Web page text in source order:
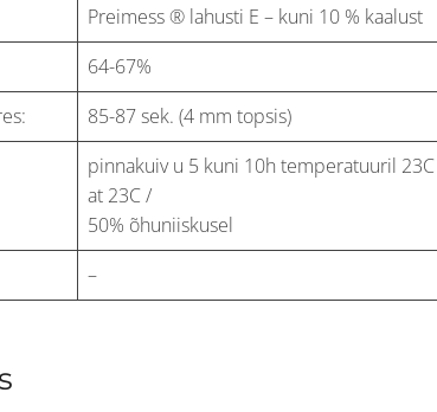
Preimess ® lahusti E – kuni 10 % kaalust
64-67%
85-87 sek. (4 mm topsis)
pinnakuiv u 5 kuni 10h temperatuuril
at 23C /
50% õhuniiskusel
–